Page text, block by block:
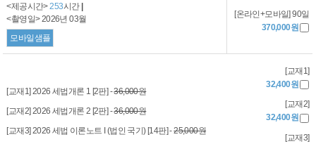
<제공시간>253시간
<촬영일> 2026년 03월
모바일샘플
[온라인+모바일] 90일
370,000원
[교재1] 2026 세법개론 1 [2판] -36,000원
[교재2] 2026 세법개론 2 [2판] -36,000원
[교재3] 2026 세법 이론노트 I (법인 국기) [14판] -25,000원
[교재1]
32,400원
[교재2]
32,400원
[교재3]